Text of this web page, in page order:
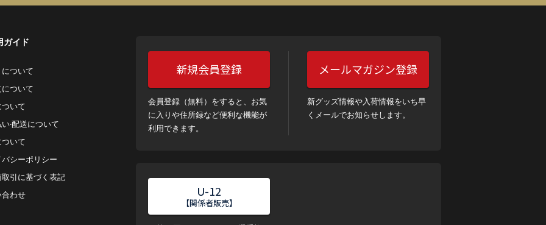
ガイド
ついて
ついて
いて
‧配送について
いて
シーポリシー
取引に基づく表記
合わせ
新規会員登録
会員登録（無料）をすると、お気
に入りや住所録など便利な機能が
利用できます。
メールマガジン登録
新グッズ情報や入荷情報をいち早
くメールでお知らせします。
U-12
【関係者販売】